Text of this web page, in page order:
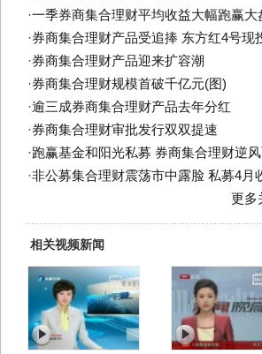
·一季券商集合理财平均收益大幅跑赢大
·券商集合理财产品受追捧 东方红4号现
·券商集合理财产品迎来扩容潮
·券商集合理财规模首破千亿元(图)
·逾三成券商集合理财产品去年分红
·券商集合理财审批发行双双提速
·跑赢基金和阳光私募 券商集合理财逆
·非公募集合理财震荡市中露脸 私募4月
更多
相关视频新闻